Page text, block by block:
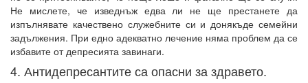
Не мислете, че изведнъж едва ли не ще престанете да
изпълнявате качествено служебните си и донякъде семейни
задължения. При едно адекватно лечение няма проблем да се
избавите от депресията завинаги.
4. Антидепресантите са опасни за здравето.